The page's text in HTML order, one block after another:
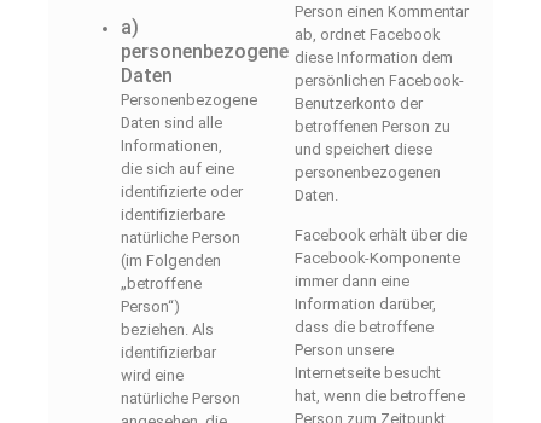
a)
personenbezogene
Daten
Personenbezogene
Daten sind alle
Informationen,
die sich auf eine
identifizierte oder
identifizierbare
natürliche Person
(im Folgenden
„betroffene
Person“)
beziehen. Als
identifizierbar
wird eine
natürliche Person
Person einen Kommentar
ab, ordnet Facebook
diese Information dem
persönlichen Facebook-
Benutzerkonto der
betroffenen Person zu
und speichert diese
personenbezogenen
Daten.
Facebook erhält über die
Facebook-Komponente
immer dann eine
Information darüber,
dass die betroffene
Person unsere
Internetseite besucht
hat, wenn die betroffene
Person zum Zeitpunkt